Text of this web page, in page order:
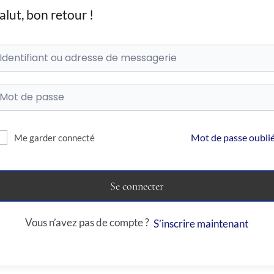
bon retour !
Me garder connecté Mot de passe
Se connecter
Vous n’avez pas de compte ? S’inscrire maintenant